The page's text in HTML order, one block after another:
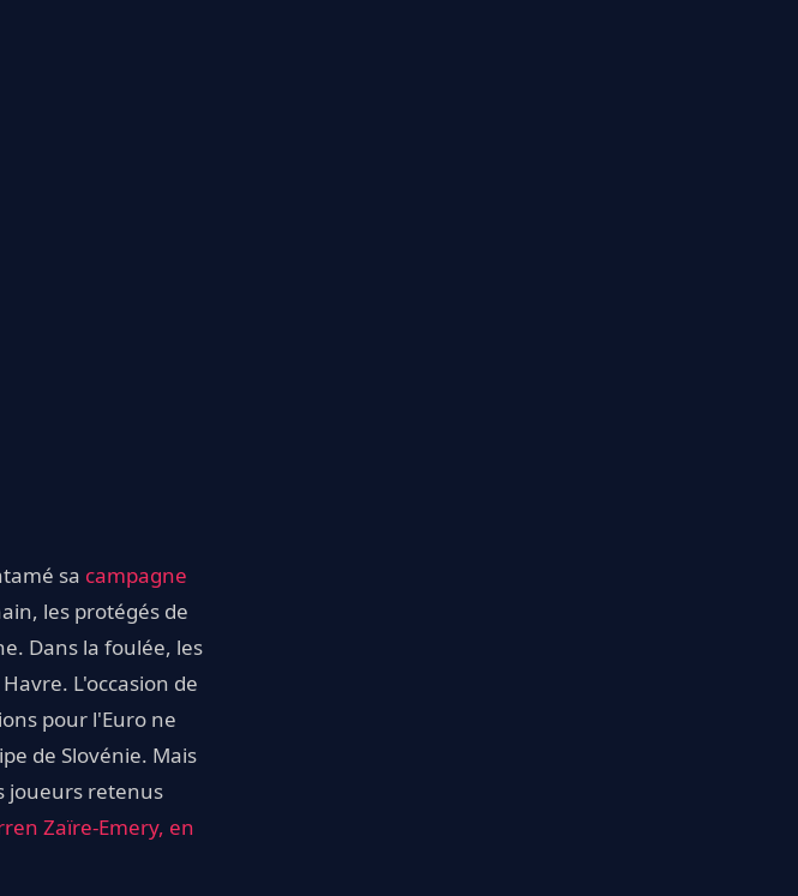
sa campagne
les protégés de
Dans la foulée, les
L'occasion de
pour l'Euro ne
de Slovénie. Mais
joueurs retenus
Zaïre-Emery, en